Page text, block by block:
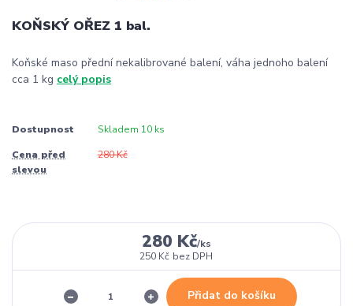
KOŇSKÝ OŘEZ 1 bal.
Koňské maso přední nekalibrované balení, váha jednoho balení
cca 1 kg celý popis
Dostupnost Skladem 10 ks
Cena před
slevou
280 Kč
280 Kč/ks
250 Kč bez DPH
Přidat do košíku